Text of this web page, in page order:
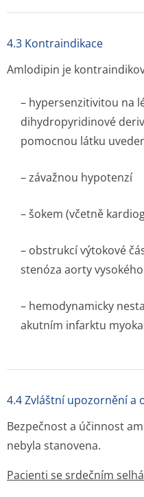
4.3 Kontraindikace
Amlodipin je
– hypersenzitivitou na
dihydropyridinové
pomocnou látku
– závažnou hypotenzí
– šokem (včetně
– obstrukcí výtokové
stenóza aorty
– hemodynamicky
akutním infarktu
4.4 Zvláštní upozornění
Bezpečnost a účinnost
nebyla stanovena.
Pacienti se srdečním